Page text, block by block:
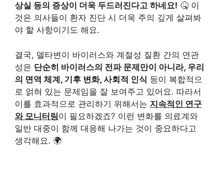
상실 등의 증상이 더욱 두드러진다고 하네요! 🤒 이
것은 의사들이 환자 진단 시 더욱 주의 깊게 살펴봐
야 할 사항이기도 해요.
결국, 델타변이 바이러스와 계절성 질환 간의 연관
성은 단순히 바이러스의 전파 문제만이 아니라, 우리
의 면역 체계, 기후 변화, 사회적 인식 등이 복합적으
로 얽혀 있는 문제임을 잘 보여주고 있어요. 따라서
이를 효과적으로 관리하기 위해서는 지속적인 연구
와 모니터링이 필요하겠죠? 이런 변화를 의료계와
일반 대중이 함께 대응해 나가는 것이 중요하다고
생각해요. 🌍